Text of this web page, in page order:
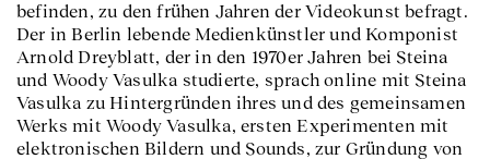
befinden, zu den frühen Jahren der Videokunst befragt.
Der in Berlin lebende Medienkünstler und Komponist
Arnold Dreyblatt, der in den 1970er Jahren bei Steina
und Woody Vasulka studierte, sprach online mit Steina
Vasulka zu Hintergründen ihres und des gemeinsamen
Werks mit Woody Vasulka, ersten Experimenten mit
elektronischen Bildern und Sounds, zur Gründung von